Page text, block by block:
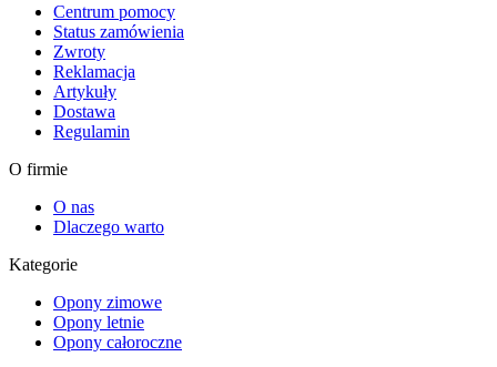
Centrum pomocy
Status zamówienia
Zwroty
Reklamacja
Artykuły
Dostawa
Regulamin
O firmie
O nas
Dlaczego warto
Kategorie
Opony zimowe
Opony letnie
Opony całoroczne